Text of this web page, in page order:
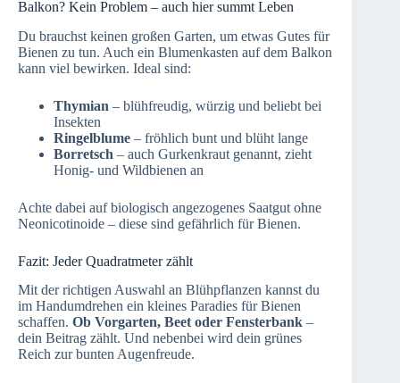
Balkon? Kein Problem – auch hier summt Leben
Du brauchst keinen großen Garten, um etwas Gutes für
Bienen zu tun. Auch ein Blumenkasten auf dem Balkon
kann viel bewirken. Ideal sind:
Thymian – blühfreudig, würzig und beliebt bei
Insekten
Ringelblume – fröhlich bunt und blüht lange
Borretsch – auch Gurkenkraut genannt, zieht
Honig- und Wildbienen an
Achte dabei auf biologisch angezogenes Saatgut ohne
Neonicotinoide – diese sind gefährlich für Bienen.
Fazit: Jeder Quadratmeter zählt
Mit der richtigen Auswahl an Blühpflanzen kannst du
im Handumdrehen ein kleines Paradies für Bienen
schaffen. Ob Vorgarten, Beet oder Fensterbank –
dein Beitrag zählt. Und nebenbei wird dein grünes
Reich zur bunten Augenfreude.